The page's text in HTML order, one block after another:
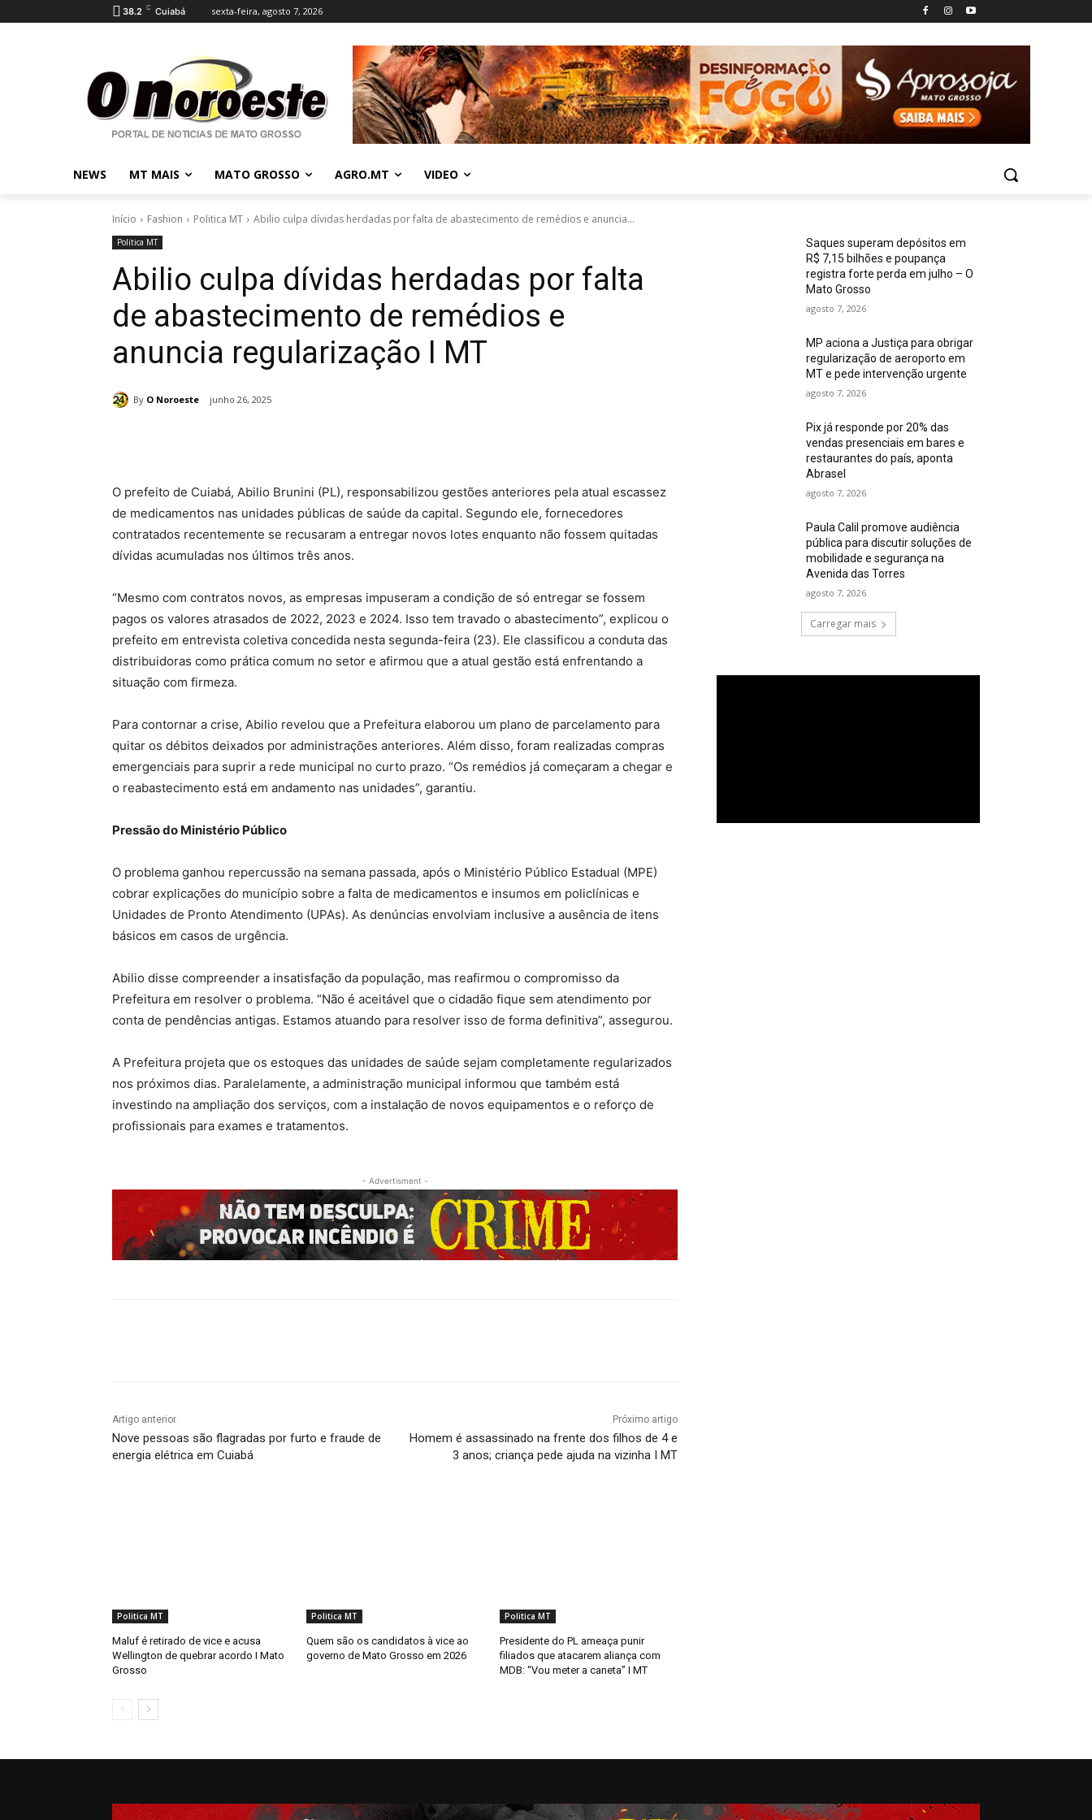
38.2 C Cuiabá sexta-feira, agosto 7, 2026
NEWS MT MAIS MATO GROSSO AGRO.MT VIDEO
Início Fashion Politica MT Abilio culpa dívidas herdadas por falta de abastecimento de remédios e anuncia...
Politica MT
Abilio culpa dívidas herdadas por falta
de abastecimento de remédios e
anuncia regularização I MT
By O Noroeste junho 26, 2025
O prefeito de Cuiabá, Abilio Brunini (PL), responsabilizou gestões anteriores pela atual escassez
de medicamentos nas unidades públicas de saúde da capital. Segundo ele, fornecedores
contratados recentemente se recusaram a entregar novos lotes enquanto não fossem quitadas
dívidas acumuladas nos últimos três anos.
“Mesmo com contratos novos, as empresas impuseram a condição de só entregar se fossem
pagos os valores atrasados de 2022, 2023 e 2024. Isso tem travado o abastecimento”, explicou o
prefeito em entrevista coletiva concedida nesta segunda-feira (23). Ele classificou a conduta das
distribuidoras como prática comum no setor e afirmou que a atual gestão está enfrentando a
situação com firmeza.
Para contornar a crise, Abilio revelou que a Prefeitura elaborou um plano de parcelamento para
quitar os débitos deixados por administrações anteriores. Além disso, foram realizadas compras
emergenciais para suprir a rede municipal no curto prazo. “Os remédios já começaram a chegar e
o reabastecimento está em andamento nas unidades”, garantiu.
Pressão do Ministério Público
O problema ganhou repercussão na semana passada, após o Ministério Público Estadual (MPE)
cobrar explicações do município sobre a falta de medicamentos e insumos em policlínicas e
Unidades de Pronto Atendimento (UPAs). As denúncias envolviam inclusive a ausência de itens
básicos em casos de urgência.
Abilio disse compreender a insatisfação da população, mas reafirmou o compromisso da
Prefeitura em resolver o problema. “Não é aceitável que o cidadão fique sem atendimento por
conta de pendências antigas. Estamos atuando para resolver isso de forma definitiva”, assegurou.
A Prefeitura projeta que os estoques das unidades de saúde sejam completamente regularizados
nos próximos dias. Paralelamente, a administração municipal informou que também está
investindo na ampliação dos serviços, com a instalação de novos equipamentos e o reforço de
profissionais para exames e tratamentos.
- Advertisment -
Artigo anterior
Nove pessoas são flagradas por furto e fraude de
energia elétrica em Cuiabá
Próximo artigo
Homem é assassinado na frente dos filhos de 4 e
3 anos; criança pede ajuda na vizinha I MT
Politica MT
Maluf é retirado de vice e acusa
Wellington de quebrar acordo I Mato
Grosso
Politica MT
Quem são os candidatos à vice ao
governo de Mato Grosso em 2026
Politica MT
Presidente do PL ameaça punir
filiados que atacarem aliança com
MDB: “Vou meter a caneta” I MT
Saques superam depósitos em
R$ 7,15 bilhões e poupança
registra forte perda em julho – O
Mato Grosso
agosto 7, 2026
MP aciona a Justiça para obrigar
regularização de aeroporto em
MT e pede intervenção urgente
agosto 7, 2026
Pix já responde por 20% das
vendas presenciais em bares e
restaurantes do país, aponta
Abrasel
agosto 7, 2026
Paula Calil promove audiência
pública para discutir soluções de
mobilidade e segurança na
Avenida das Torres
agosto 7, 2026
Carregar mais